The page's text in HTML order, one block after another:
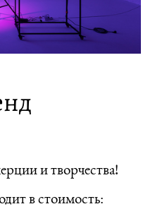
и творчества!
в стоимость: